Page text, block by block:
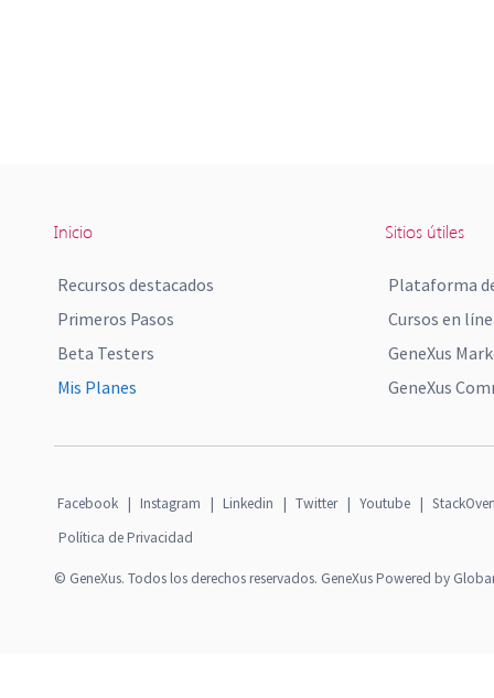
Inicio
Recursos destacados
Primeros Pasos
Beta Testers
Mis Planes
Sitios útiles
Plataforma
Cursos en
GeneXus
GeneXus
Facebook | Instagram | Linkedin | Twitter | Youtube |
Política de Privacidad
© GeneXus. Todos los derechos reservados. GeneXus Powered by